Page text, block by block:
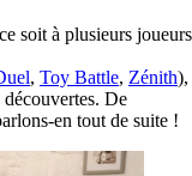
soit à plusieurs joueurs
, Toy Battle, Zénith),
découvertes. De
en tout de suite !